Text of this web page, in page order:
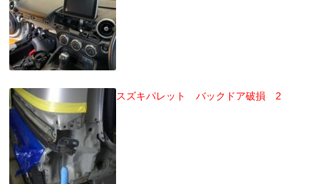
スズキパレット バックドア破損 2